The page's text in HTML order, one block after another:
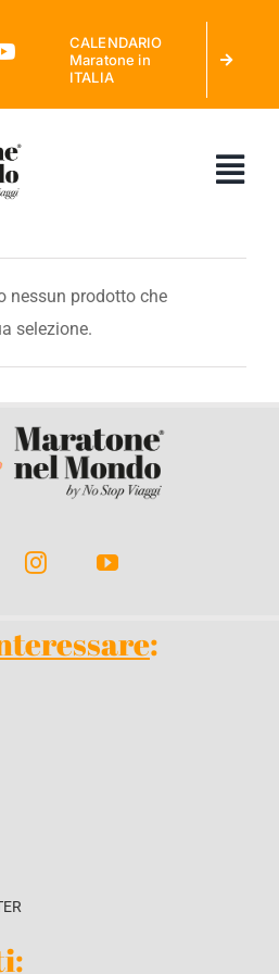
CALENDARIO
Maratone in
ITALIA
IN ITALIA
nessun prodotto che
selezione.
:
: